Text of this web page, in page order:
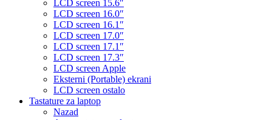
LCD screen 15.6″
LCD screen 16.0″
LCD screen 16.1″
LCD screen 17.0″
LCD screen 17.1″
LCD screen 17.3″
LCD screen Apple
Eksterni (Portable) ekrani
LCD screen ostalo
Tastature za laptop
Nazad